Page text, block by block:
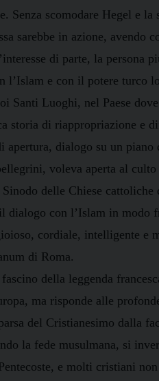
scomodare Hegel e la
sarebbe in azione,
di parte, la persona
e con il potere turco
Santi Luoghi, nel Paese
storia di riappropriazione e
apertura, dialogo su un
voleva aperta al culto
delle Chiese
dialogo con l’Islam in modo
cordiale, intelligente e
di Roma.
della leggenda
ma risponde alle
del Cristianesimo dalla
la fede musulmana, si
e molti cristiani